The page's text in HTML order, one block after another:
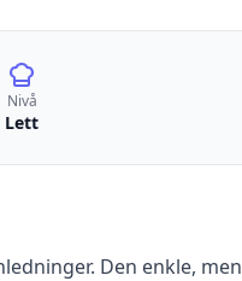
Nivå
Lett
Den enkle, men